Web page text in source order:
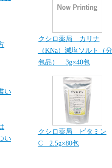
クシロ薬局 カリナ
（KNa）減塩ソルト（分
包品） 3g×40包
クシロ薬局 ビタミン
C 2.5g×80包